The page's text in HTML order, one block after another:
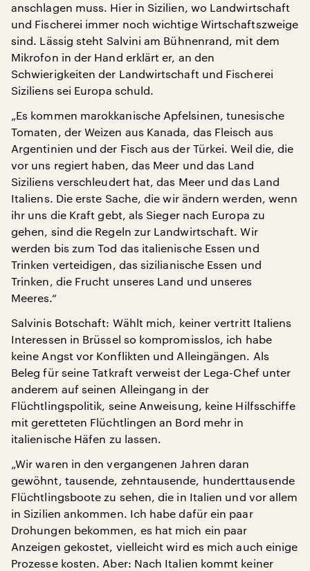
anschlagen muss. Hier in Sizilien, wo Landwirtschaft
und Fischerei immer noch wichtige Wirtschaftszweige
sind. Lässig steht Salvini am Bühnenrand, mit dem
Mikrofon in der Hand erklärt er, an den
Schwierigkeiten der Landwirtschaft und Fischerei
Siziliens sei Europa schuld.
„Es kommen marokkanische Apfelsinen, tunesische
Tomaten, der Weizen aus Kanada, das Fleisch aus
Argentinien und der Fisch aus der Türkei. Weil die, die
vor uns regiert haben, das Meer und das Land
Siziliens verschleudert hat, das Meer und das Land
Italiens. Die erste Sache, die wir ändern werden, wenn
ihr uns die Kraft gebt, als Sieger nach Europa zu
gehen, sind die Regeln zur Landwirtschaft. Wir
werden bis zum Tod das italienische Essen und
Trinken verteidigen, das sizilianische Essen und
Trinken, die Frucht unseres Land und unseres
Meeres.“
Salvinis Botschaft: Wählt mich, keiner vertritt Italiens
Interessen in Brüssel so kompromisslos, ich habe
keine Angst vor Konflikten und Alleingängen. Als
Beleg für seine Tatkraft verweist der Lega-Chef unter
anderem auf seinen Alleingang in der
Flüchtlingspolitik, seine Anweisung, keine Hilfsschiffe
mit geretteten Flüchtlingen an Bord mehr in
italienische Häfen zu lassen.
„Wir waren in den vergangenen Jahren daran
gewöhnt, tausende, zehntausende, hunderttausende
Flüchtlingsboote zu sehen, die in Italien und vor allem
in Sizilien ankommen. Ich habe dafür ein paar
Drohungen bekommen, es hat mich ein paar
Anzeigen gekostet, vielleicht wird es mich auch einige
Prozesse kosten. Aber: Nach Italien kommt keiner